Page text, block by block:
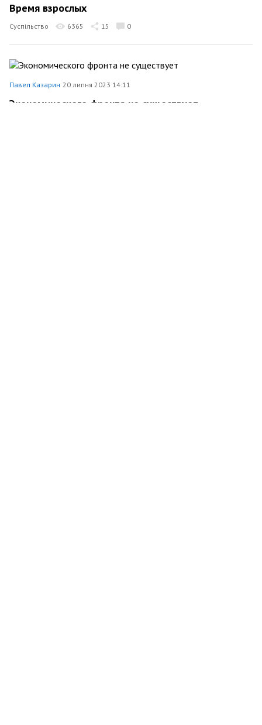
Время взрослых
Суспільство 6365 15 0
Павел Казарин 20 липня 2023 14:11
Экономического фронта не существует